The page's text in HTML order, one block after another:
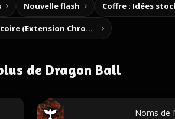
Nouvelle flash Coffre : Idées
Notes d’histoire (Extension Chrome)
de Dragon Ball
Noms de